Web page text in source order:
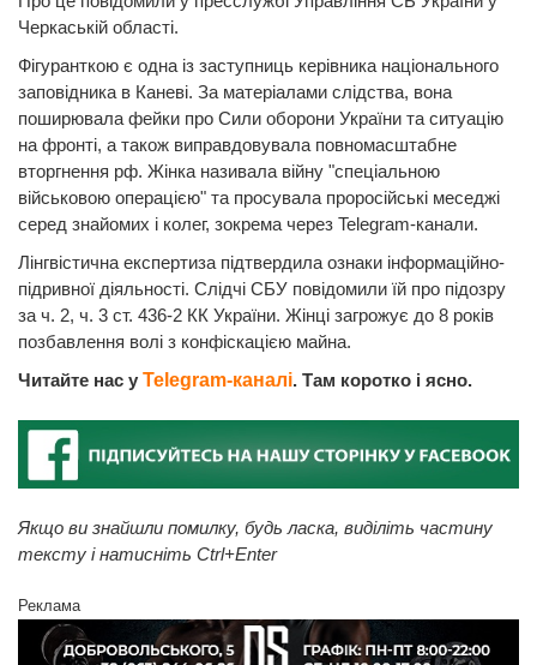
Черкаській області.
Фігуранткою є одна із заступниць керівника національного
заповідника в Каневі. За матеріалами слідства, вона
поширювала фейки про Сили оборони України та ситуацію
на фронті, а також виправдовувала повномасштабне
вторгнення рф. Жінка називала війну "спеціальною
військовою операцією" та просувала проросійські меседжі
серед знайомих і колег, зокрема через Telegram-канали.
Лінгвістична експертиза підтвердила ознаки інформаційно-
підривної діяльності. Слідчі СБУ повідомили їй про підозру
за ч. 2, ч. 3 ст. 436-2 КК України. Жінці загрожує до 8 років
позбавлення волі з конфіскацією майна.
Читайте нас у Telegram-каналі. Там коротко і ясно.
Якщо ви знайшли помилку, будь ласка, виділіть частину
тексту і натисніть Ctrl+Enter
Реклама